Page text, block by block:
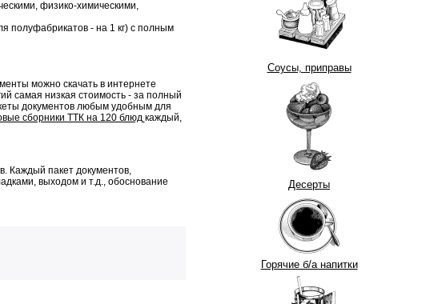
физико-химическими,
полуфабрикатов - на 1 кг) с полным
можно скачать в интернете
самая низкая стоимость - за полный
документов любым удобным для
сборники ТТК на 120 блюд каждый,
Каждый пакет документов,
выходом и т.д., обоснование
Соусы, приправы
Десерты
Горячие б/а напитки